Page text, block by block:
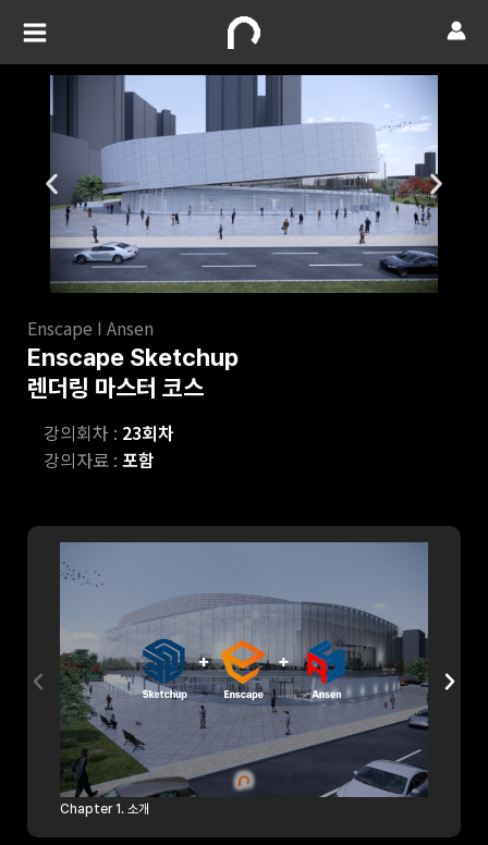
Enscape I Ansen
Enscape Sketchup
렌더링 마스터 코스
강의회차 : 23회차
강의자료 : 포함
Chapter 1. 소개